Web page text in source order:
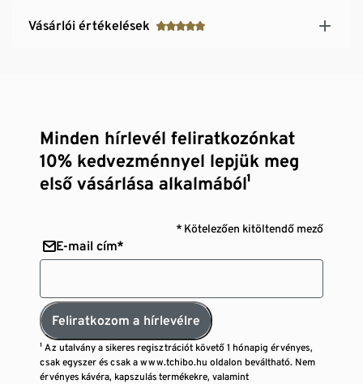
Vásárlói értékelések
Minden hírlevél feliratkozónkat
10% kedvezménnyel lepjük meg
első vásárlása alkalmából¹
* Kötelezően kitöltendő mező
E-mail cím*
Feliratkozom a hírlevélre
¹ Az utalvány a sikeres regisztrációt követő 1 hónapig érvényes,
csak egyszer és csak a www.tchibo.hu oldalon beváltható. Nem
érvényes kávéra, kapszulás termékekre, valamint